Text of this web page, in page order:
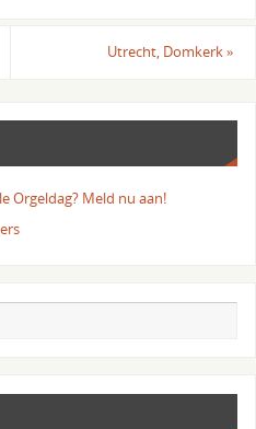
Utrecht, Domkerk»
Orgeldag? Meld nu aan!